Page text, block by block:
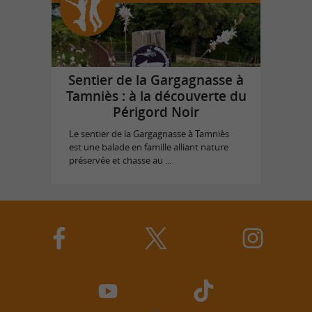
Sentier de la Gargagnasse à
Tamniès : à la découverte du
Périgord Noir
Le sentier de la Gargagnasse à Tamniès
est une balade en famille alliant nature
préservée et chasse au ...